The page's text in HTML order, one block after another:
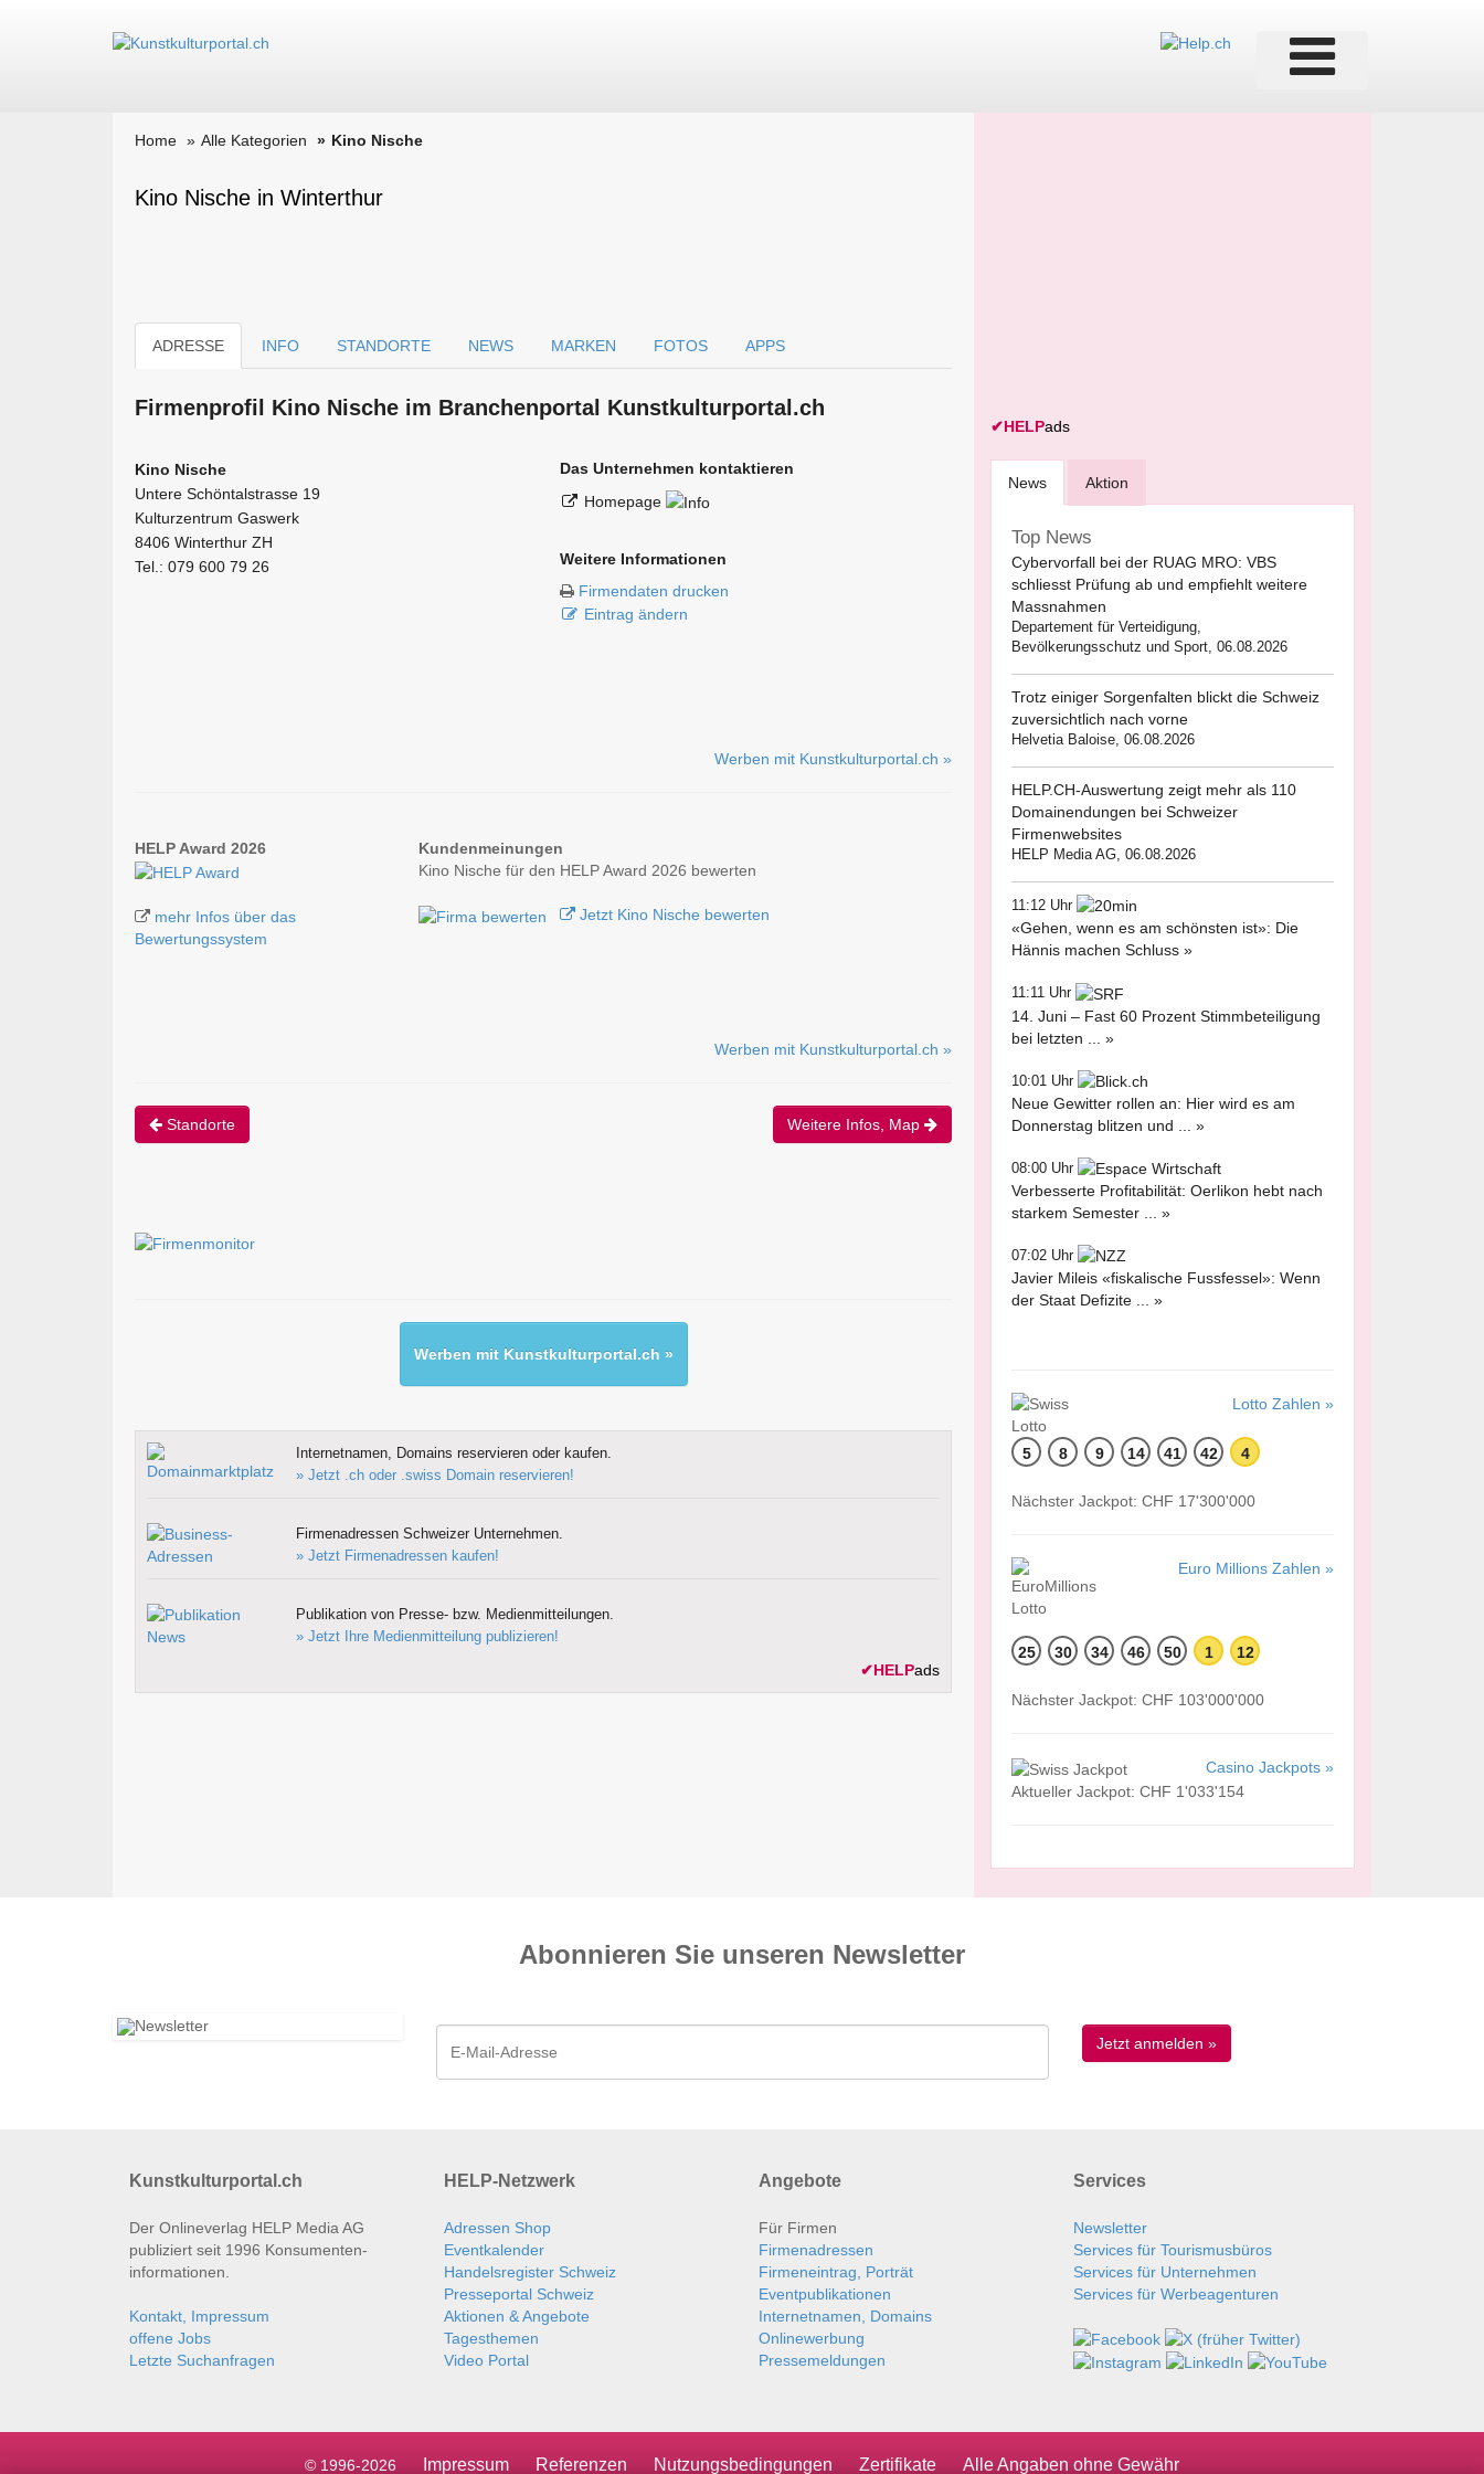
Home Alle Kategorien Kino Nische
Kino Nische in Winterthur
ADRESSE INFO STANDORTE NEWS MARKEN FOTOS APPS
Firmen­profil Kino Nische im Branchen­portal Kunstkulturportal.ch
Kino Nische
Untere Schöntalstrasse 19
Kulturzentrum Gaswerk
8406 Winterthur ZH
Tel.: 079 600 79 26
Das Unternehmen kontaktieren
Homepage
Weitere Informationen
Firmendaten drucken
Eintrag ändern
Werben mit Kunstkulturportal.ch »
HELP Award 2026
mehr Infos über das
Bewertungssystem
Kundenmeinungen
Kino Nische für den HELP Award 2026 bewerten
Jetzt Kino Nische bewerten
Werben mit Kunstkulturportal.ch »
Standorte Weitere Infos, Map
Werben mit Kunstkulturportal.ch »
Internetnamen, Domains reservieren oder kaufen.
» Jetzt .ch oder .swiss Domain reservieren!
Firmenadressen Schweizer Unternehmen.
» Jetzt Firmenadressen kaufen!
Publikation von Presse- bzw. Medienmitteilungen.
» Jetzt Ihre Medienmitteilung publizieren!
✔HELPads
✔HELPads
News Aktion
Top News
Cybervorfall bei der RUAG MRO: VBS
schliesst Prüfung ab und empfiehlt weitere
Massnahmen
Departement für Verteidigung,
Bevölkerungsschutz und Sport, 06.08.2026
Trotz einiger Sorgenfalten blickt die Schweiz
zuversichtlich nach vorne
Helvetia Baloise, 06.08.2026
HELP.CH-Auswertung zeigt mehr als 110
Domainendungen bei Schweizer
Firmenwebsites
HELP Media AG, 06.08.2026
11:12 Uhr
«Gehen, wenn es am schönsten ist»: Die
Hännis machen Schluss »
11:11 Uhr
14. Juni – Fast 60 Prozent Stimmbeteiligung
bei letzten ... »
10:01 Uhr
Neue Gewitter rollen an: Hier wird es am
Donnerstag blitzen und ... »
08:00 Uhr
Verbesserte Profitabilität: Oerlikon hebt nach
starkem Semester ... »
07:02 Uhr
Javier Mileis «fiskalische Fussfessel»: Wenn
der Staat Defizite ... »
Lotto Zahlen »
5 8 9 14 41 42 4
Nächster Jackpot: CHF 17'300'000
Euro Millions Zahlen »
25 30 34 46 50 1 12
Nächster Jackpot: CHF 103'000'000
Casino Jackpots »
Aktueller Jackpot: CHF 1'033'154
Abonnieren Sie unseren News­letter
Kunstkulturportal.ch
Der Onlineverlag HELP Media AG
publiziert seit 1996 Konsumenten­
informationen.
Kontakt, Impressum
offene Jobs
Letzte Suchanfragen
HELP-Netzwerk
Adressen Shop
Eventkalender
Handelsregister Schweiz
Presseportal Schweiz
Aktionen & Angebote
Tagesthemen
Video Portal
Angebote
Für Firmen
Firmenadressen
Firmeneintrag, Porträt
Eventpublikationen
Internetnamen, Domains
Onlinewerbung
Pressemeldungen
Services
Newsletter
Services für Tourismusbüros
Services für Unternehmen
Services für Werbeagenturen
© 1996-2026 Impressum Referenzen Nutzungsbedingungen Zertifikate Alle Angaben ohne Gewähr